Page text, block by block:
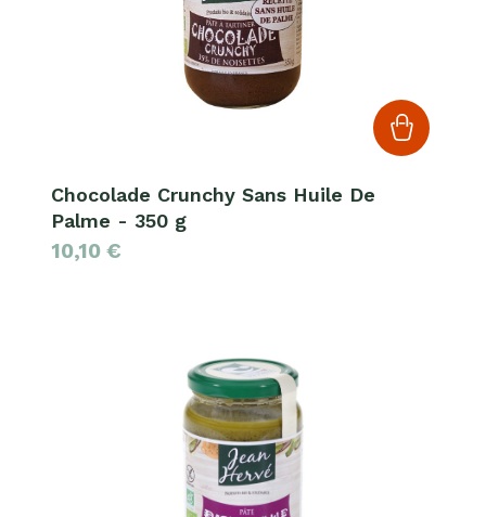
Chocolade Crunchy Sans Huile De
Palme - 350 g
10,10 €